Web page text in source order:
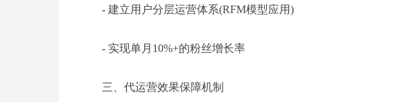
- 建立用户分层运营体系(RFM模型应用)
- 实现单月10%+的粉丝增长率
三、代运营效果保障机制